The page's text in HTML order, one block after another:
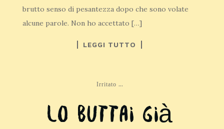
brutto senso di pesantezza dopo che sono volate
alcune parole. Non ho accettato […]
LEGGI TUTTO
Irritato ...
Lo buttai già